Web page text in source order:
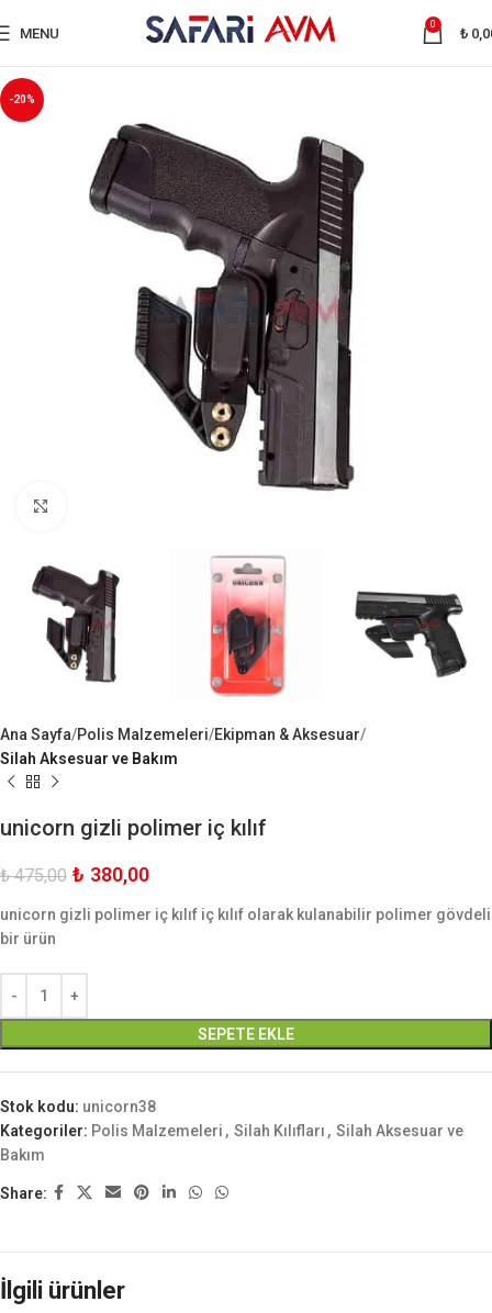
MENU
0
₺
-20%
Ana Sayfa Polis Malzemeleri Ekipman & Aksesuar
Silah Aksesuar ve Bakım
unicorn gizli polimer iç kılıf
₺475,00 ₺ 380,00
unicorn gizli polimer iç kılıf iç kılıf olarak kulanabilir polimer gövdeli
bir ürün
SEPETE EKLE
Stok kodu: unicorn38
Kategoriler: Polis Malzemeleri , Silah Kılıfları , Silah Aksesuar ve
Bakım
Share:
İlgili ürünler